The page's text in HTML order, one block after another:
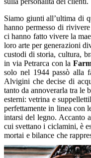
Siamo giunti all’ultima di
hanno permesso di
ci hanno fatto vivere la
loro arte per generazioni
custodi di storia, cultura,
in via Petrarca con la
solo nel 1944 passò alla
Alvigini che decise di
tanto da annoverarla tra le
esterni: vetrina e
perfettamente in linea con
intarsi del legno. Accanto
cui svettano i ciclamini, è
mortai e bilance che